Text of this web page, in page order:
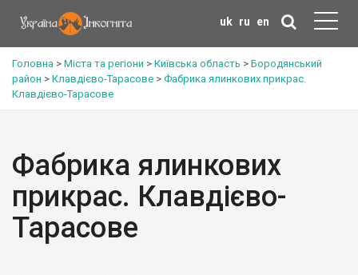
uk ru en
Головна > Міста та регіони > Київська область > Бородянський
район > Клавдієво-Тарасове > Фабрика ялинкових прикрас.
Клавдієво-Тарасове
Фабрика ялинкових
прикрас. Клавдієво-
Тарасове